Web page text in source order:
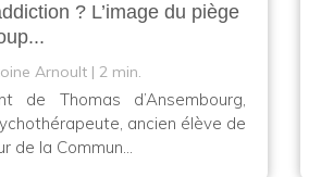
? L’image du piège
Arnoult 2 min.
de Thomas d’Ansembourg,
ancien élève de
de la Commun...